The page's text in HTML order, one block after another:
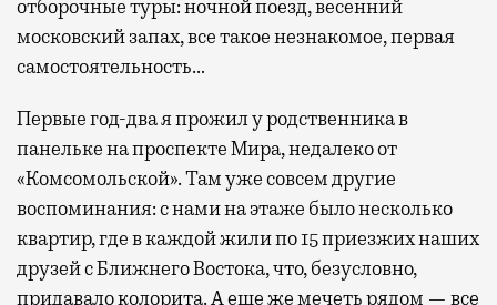
отборочные туры: ночной поезд, весенний
московский запах, все такое незнакомое, первая
самостоятельность…
Первые год-два я прожил у родственника в
панельке на проспекте Мира, недалеко от
«Комсомольской». Там уже совсем другие
воспоминания: с нами на этаже было несколько
квартир, где в каждой жили по 15 приезжих наших
друзей с Ближнего Востока, что, безусловно,
придавало колорита. А еще же мечеть рядом — все